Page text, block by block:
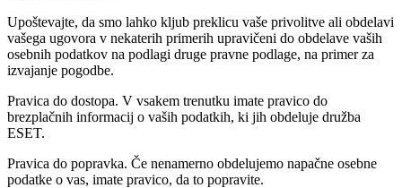
Upoštevajte, da smo lahko kljub preklicu vaše privolitve ali obdelavi
vašega ugovora v nekaterih primerih upravičeni do obdelave vaših
osebnih podatkov na podlagi druge pravne podlage, na primer za
izvajanje pogodbe.
Pravica do dostopa. V vsakem trenutku imate pravico do
brezplačnih informacij o vaših podatkih, ki jih obdeluje družba
ESET.
Pravica do popravka. Če nenamerno obdelujemo napačne osebne
podatke o vas, imate pravico, da to popravite.